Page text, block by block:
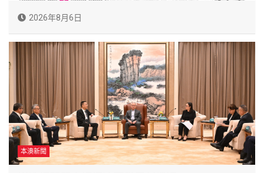
2026年8月6日
本澳新聞